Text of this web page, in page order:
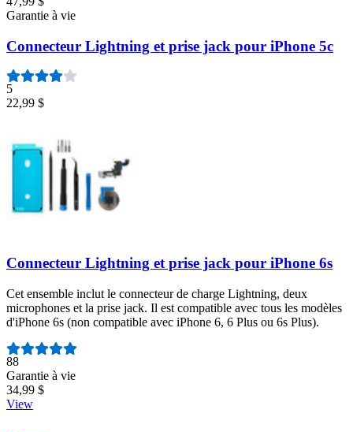
Garantie à vie
Connecteur Lightning et prise jack pour iPhone 5c
5
22,99 $
Connecteur Lightning et prise jack pour iPhone 6s
Cet ensemble inclut le connecteur de charge Lightning, deux
microphones et la prise jack. Il est compatible avec tous les modèles
d'iPhone 6s (non compatible avec iPhone 6, 6 Plus ou 6s Plus).
Nombre d'avis :
88
Garantie à vie
34,99 $
View